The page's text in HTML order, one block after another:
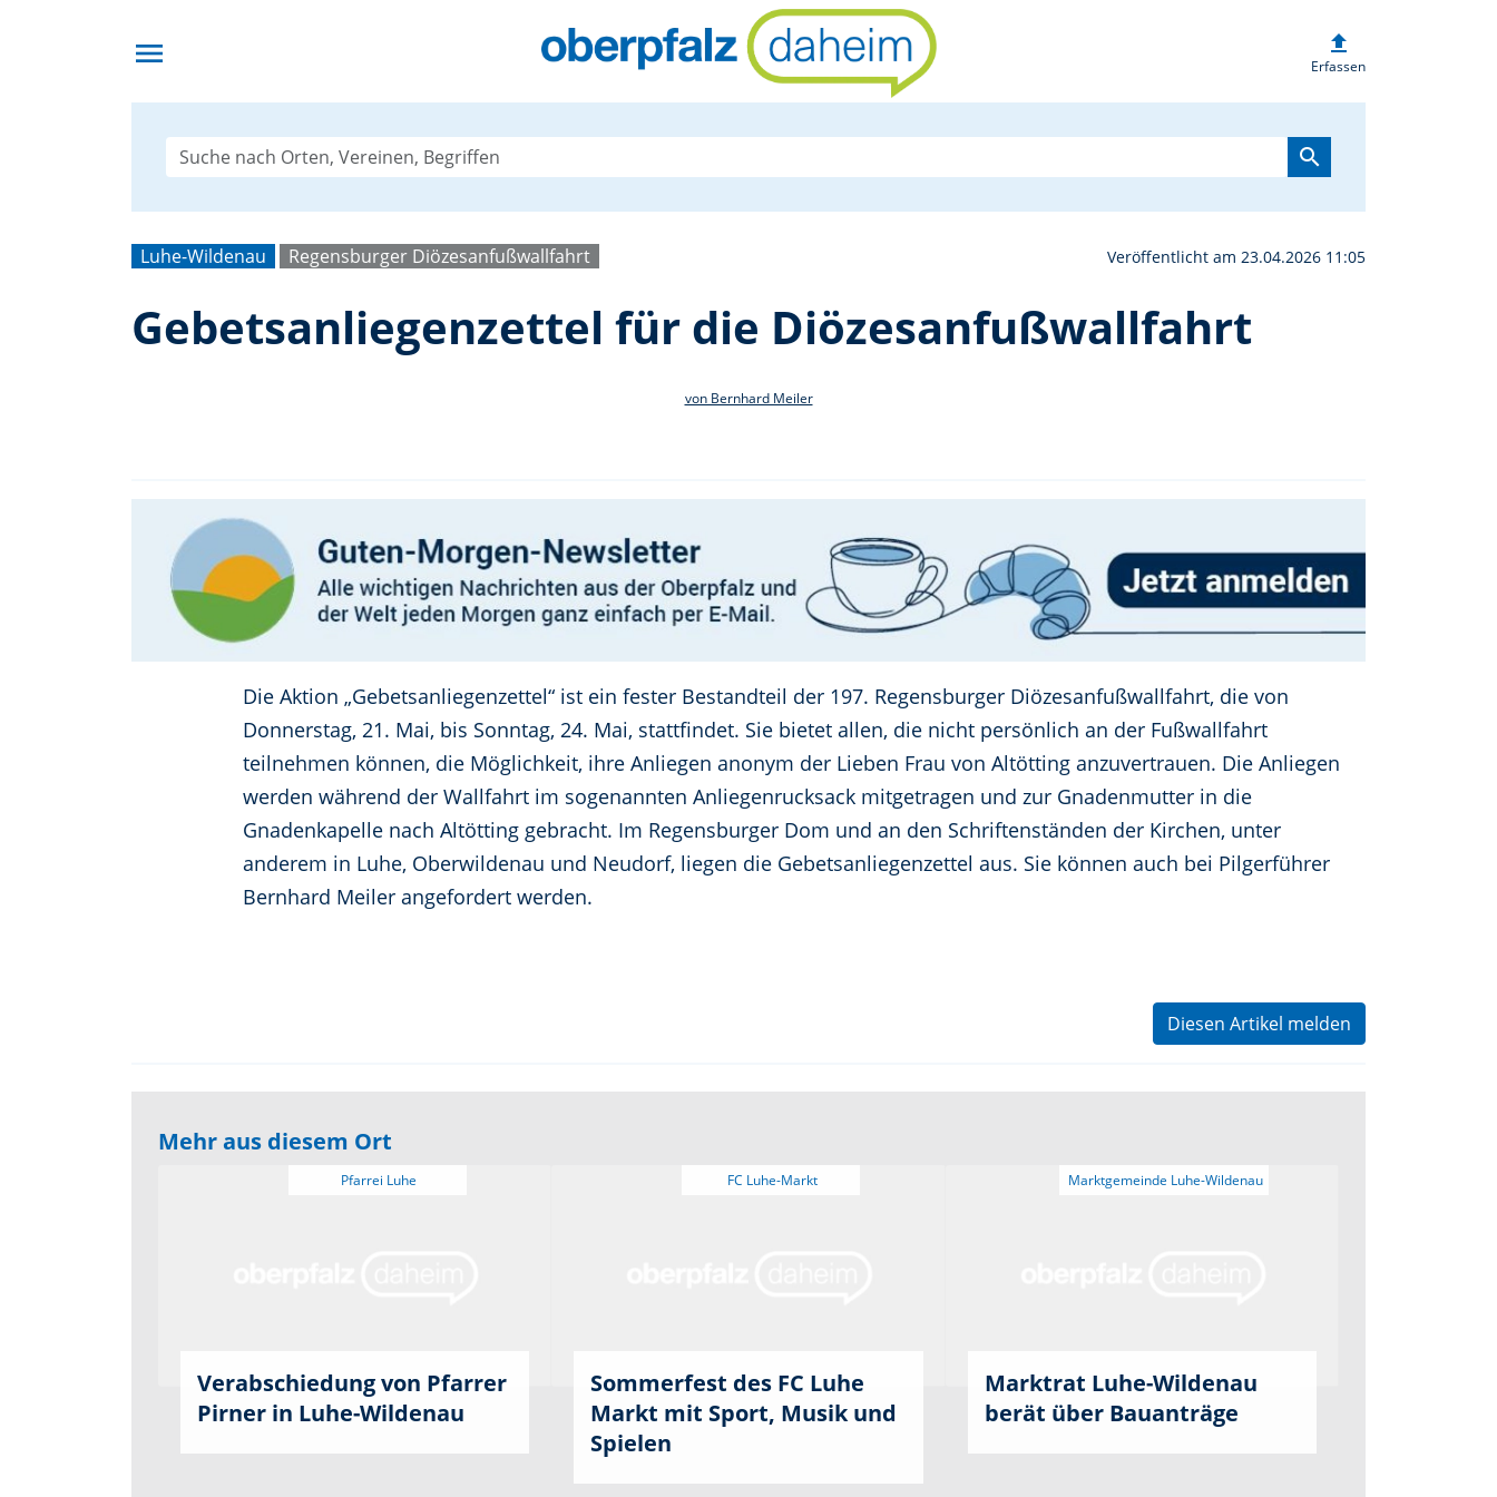
menu Gebetsanliegenzettel für die
upload
Erfassen
search
Luhe-Wildenau Regensburger Diözesanfußwallfahrt Veröffentlicht am 23.04.2026 11:05
Gebetsanliegenzettel für die Diözesanfußwallfahrt
von Bernhard Meiler
Die Aktion „Gebetsanliegenzettel“ ist ein fester Bestandteil der 197. Regensburger Diözesanfußwallfahrt, die von
Donnerstag, 21. Mai, bis Sonntag, 24. Mai, stattfindet. Sie bietet allen, die nicht persönlich an der Fußwallfahrt
teilnehmen können, die Möglichkeit, ihre Anliegen anonym der Lieben Frau von Altötting anzuvertrauen. Die Anliegen
werden während der Wallfahrt im sogenannten Anliegenrucksack mitgetragen und zur Gnadenmutter in die
Gnadenkapelle nach Altötting gebracht. Im Regensburger Dom und an den Schriftenständen der Kirchen, unter
anderem in Luhe, Oberwildenau und Neudorf, liegen die Gebetsanliegenzettel aus. Sie können auch bei Pilgerführer
Bernhard Meiler angefordert werden.
Diesen Artikel melden
Mehr aus diesem Ort
Verabschiedung von Pfarrer
Pirner in Luhe-Wildenau
FC Luhe-Markt
Sommerfest des FC Luhe
Markt mit Sport, Musik und
Spielen
Marktrat Luhe-Wildenau
berät über Bauanträge